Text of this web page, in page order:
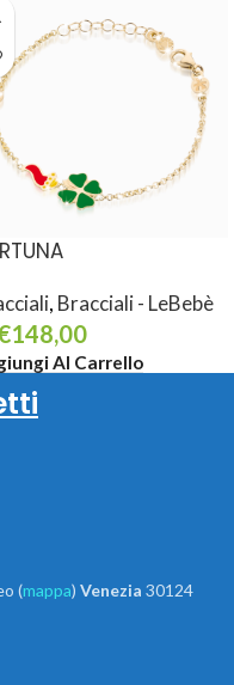
, Bracciali - LeBebè
148,00
Al Carrello
(mappa) Venezia 30124